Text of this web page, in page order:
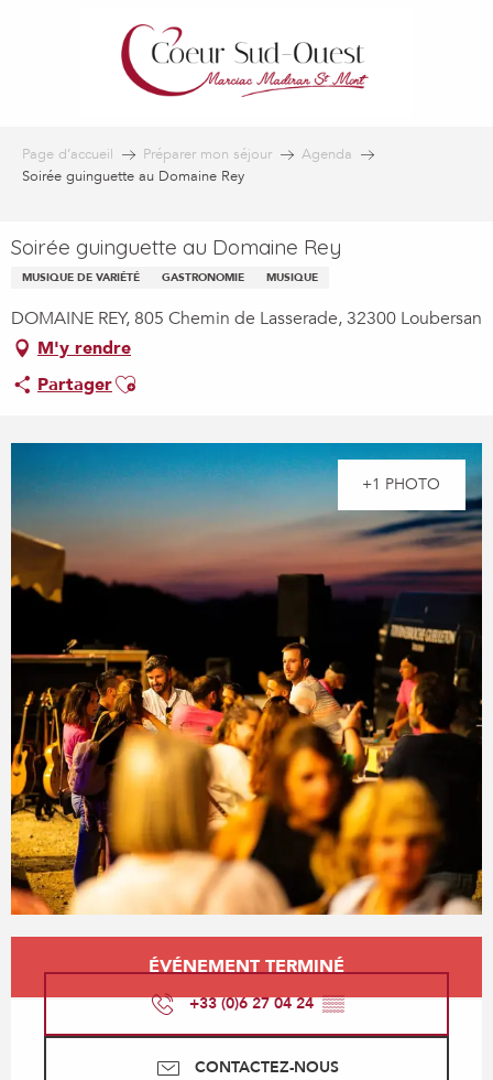
Page d’accueil Préparer mon séjour
Agenda
Soirée guinguette au Domaine Rey
Soirée guinguette au Domaine Rey
MUSIQUE DE VARIÉTÉ GASTRONOMIE MUSIQUE
DOMAINE REY, 805 Chemin de Lasserade, 32300 Loubersan
M'y rendre
PartagerAjouter aux favoris
+1 PHOTO
Ouverture et coordonnées
ÉVÉNEMENT TERMINÉ
+33 (0)6 27 04 24▒▒
CONTACTEZ-NOUS